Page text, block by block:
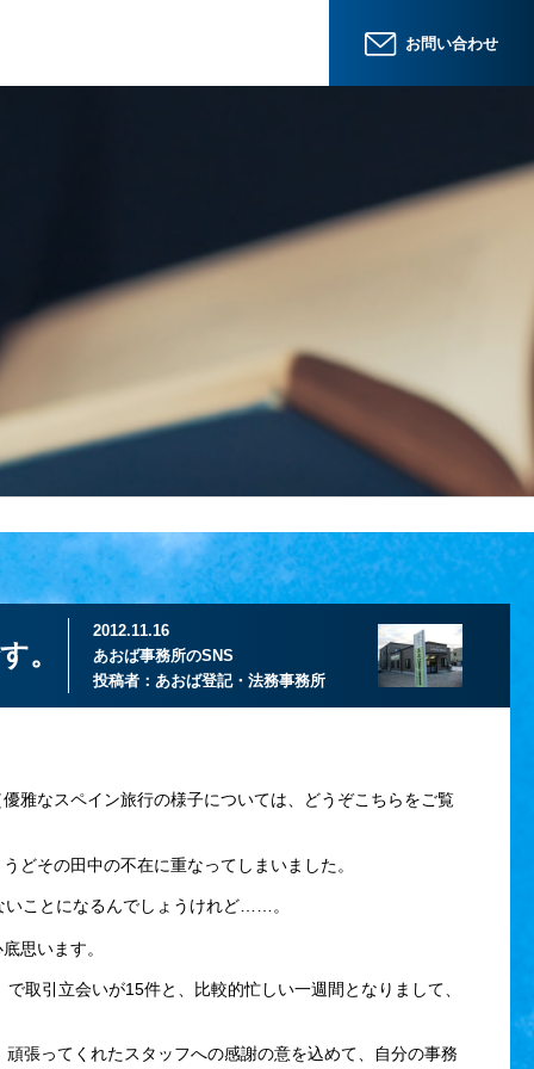
お問い合わせ
。
2012.11.16
あおば事務所のSNS
投稿者： あおば登記・法務事務所
雅なスペイン旅行の様子については、どうぞこちらをご覧
その田中の不在に重なってしまいました。
ことになるんでしょうけれど……。
思います。
引立会いが15件と、比較的忙しい一週間となりまして、
張ってくれたスタッフへの感謝の意を込めて、自分の事務